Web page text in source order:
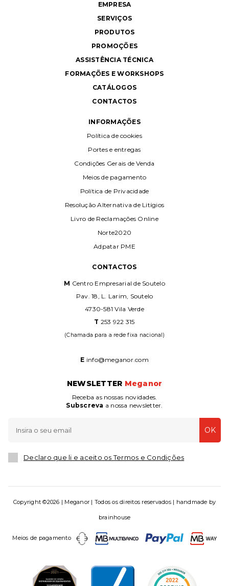
EMPRESA
SERVIÇOS
PRODUTOS
PROMOÇÕES
ASSISTÊNCIA TÉCNICA
FORMAÇÕES E WORKSHOPS
CATÁLOGOS
CONTACTOS
INFORMAÇÕES
Política de cookies
Portes e entregas
Condições Gerais de Venda
Meios de pagamento
Política de Privacidade
Resolução Alternativa de Litígios
Livro de Reclamações Online
Norte2020
Adpatar PME
CONTACTOS
M Centro Empresarial de Soutelo
Pav. 18, L. Larim, Soutelo
4730-581 Vila Verde
T 253 922 315
(Chamada para a rede fixa nacional)
E info@meganor.com
NEWSLETTER Meganor
Receba as nossas novidades.
Subscreva a nossa newsletter.
OK
Declaro que li e aceito os Termos e Condições
Copyright ©2026 | Meganor | Todos os direitos reservados | handmade by
brainhouse
Meios de pagamento